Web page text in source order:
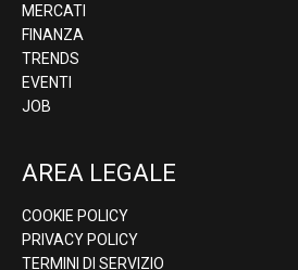
MERCATI
FINANZA
TRENDS
EVENTI
JOB
AREA LEGALE
COOKIE POLICY
PRIVACY POLICY
TERMINI DI SERVIZIO